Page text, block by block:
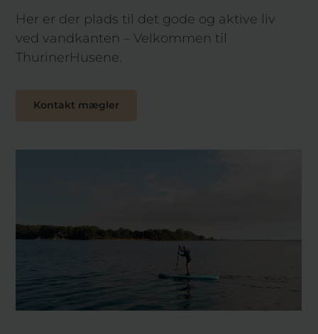
Her er der plads til det gode og aktive liv
ved vandkanten – Velkommen til
ThurinerHusene.
Kontakt mægler